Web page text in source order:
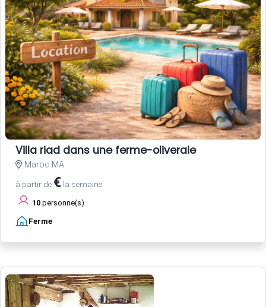
Villa riad dans une ferme-oliveraie
Maroc MA
à partir de € la semaine
10 personne(s)
Ferme